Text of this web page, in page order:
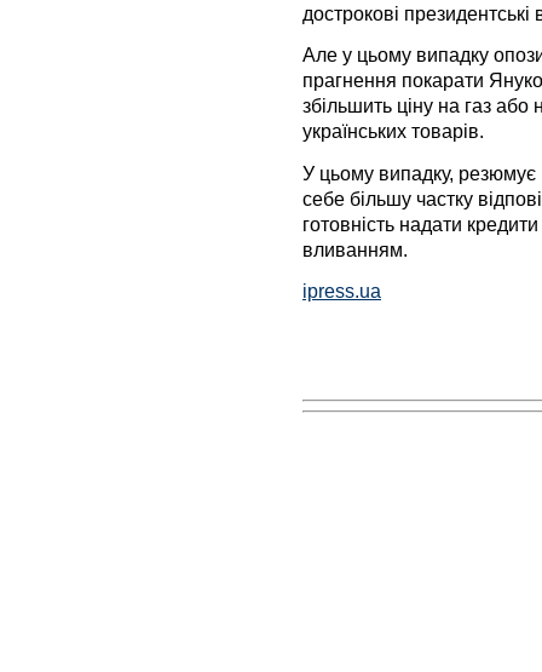
дострокові
Але у цьому випадку
прагнення покарати
збільшить ціну на газ
українських товарів.
У цьому випадку,
себе більшу частку
готовність надати
вливанням.
ipress.ua